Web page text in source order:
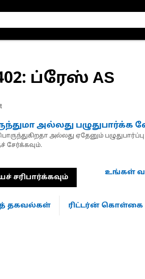
: ப்ரேஸ் AS
அல்லது பழுதுபார்க்க
அல்லது ஏதேனும்
சரிபார்க்கவும்
உங்கள்
தகவல்கள் ரிட்டர்ன் கொள்கை